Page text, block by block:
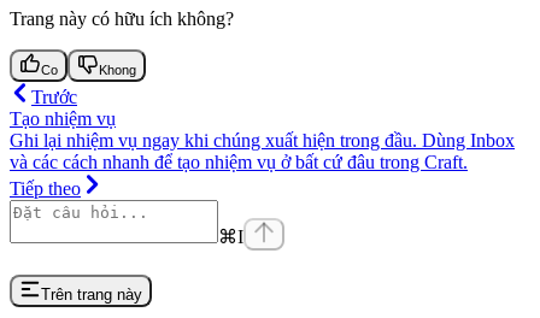
Trang này có hữu ích không?
Co Khong
Trước
Tạo nhiệm vụ
Ghi lại nhiệm vụ ngay khi chúng xuất hiện trong đầu. Dùng Inbox
và các cách nhanh để tạo nhiệm vụ ở bất cứ đâu trong Craft.
Tiếp theo
⌘I
Trên trang này